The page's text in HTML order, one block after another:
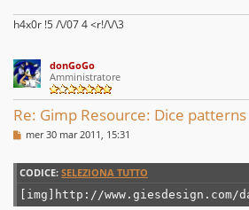
h4x0r !5 /\/07 4 <r!/\/\3
donGoGo
Amministratore
Re: Gimp Resource: Dice patterns
M
s
a
g
g
mer 30 mar 2011, 15:31
CODICE: SELEZIONA TUTTO
[img]http://www.giesdesign.com/